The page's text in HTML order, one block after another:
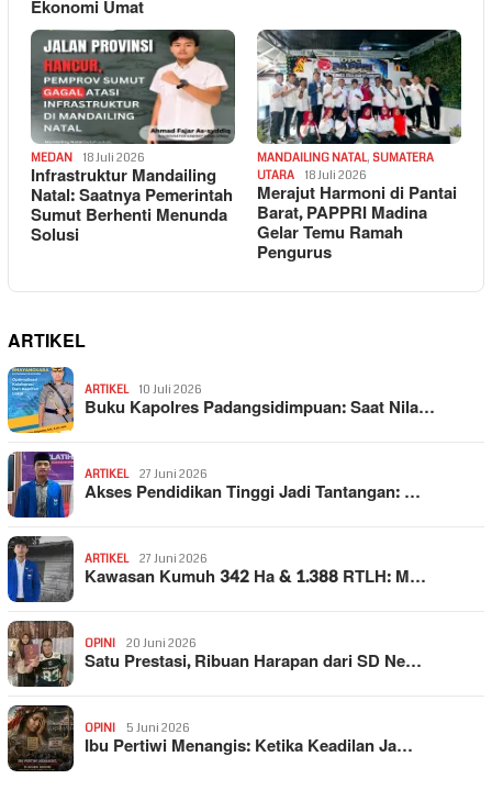
Ekonomi Umat
MEDAN 18 Juli 2026
Infrastruktur Mandailing
Natal: Saatnya Pemerintah
Sumut Berhenti Menunda
Solusi
MANDAILING NATAL, SUMATERA
UTARA
18 Juli 2026
Merajut Harmoni di Pantai
Barat, PAPPRI Madina
Gelar Temu Ramah
Pengurus
ARTIKEL
ARTIKEL 10 Juli 2026
Buku Kapolres Padangsidimpuan: Saat Nila…
ARTIKEL 27 Juni 2026
Akses Pendidikan Tinggi Jadi Tantangan: …
ARTIKEL 27 Juni 2026
Kawasan Kumuh 342 Ha & 1.388 RTLH: M…
OPINI 20 Juni 2026
Satu Prestasi, Ribuan Harapan dari SD Ne…
OPINI 5 Juni 2026
Ibu Pertiwi Menangis: Ketika Keadilan Ja…